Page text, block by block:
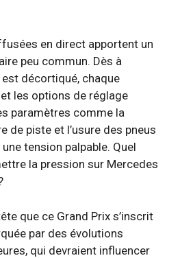
en direct apportent un
peu commun. Dès à
décortiqué, chaque
les options de réglage
paramètres comme la
de piste et l’usure des pneus
tension palpable. Quel
la pression sur Mercedes
que ce Grand Prix s’inscrit
par des évolutions
qui devraient influencer